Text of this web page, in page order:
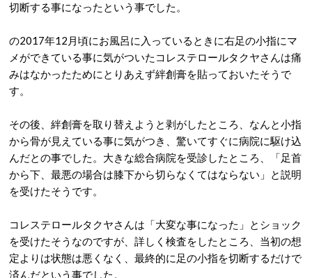
切断する事になったという事でした。
の2017年12月頃にお風呂に入っているときに右足の小指にマ
メができている事に気がついたコレステロールタクヤさんは痛
みはなかったためにとりあえず絆創膏を貼っておいたそうで
す。
その後、絆創膏を取り替えようと剥がしたところ、なんと小指
から骨が見えている事に気がつき、驚いてすぐに病院に駆け込
んだとの事でした。大きな総合病院を受診したところ、「足首
から下、最悪の場合は膝下から切らなくてはならない」と説明
を受けたそうです。
コレステロールタクヤさんは「大変な事になった」とショック
を受けたそうなのですが、詳しく検査をしたところ、当初の想
定よりは状態は悪くなく、最終的に足の小指を切断するだけで
済んだという事でした。